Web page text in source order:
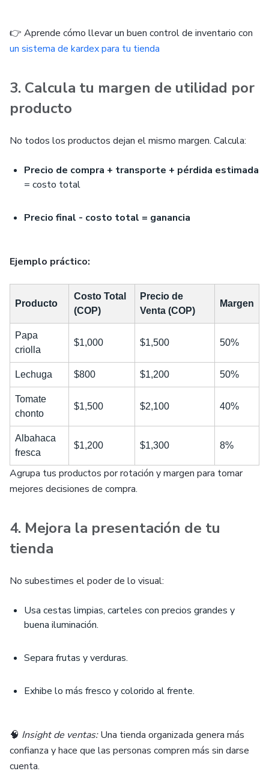
👉 Aprende cómo llevar un buen control de inventario con
un sistema de kardex para tu tienda
3. Calcula tu margen de utilidad por
producto
No todos los productos dejan el mismo margen. Calcula:
Precio de compra + transporte + pérdida estimada
= costo total
Precio final - costo total = ganancia
Ejemplo práctico:
Producto
Costo Total
(COP)
Precio de
Venta (COP)
Margen
Papa
criolla
$1,000 $1,500 50%
Lechuga $800 $1,200 50%
Tomate
chonto
$1,500 $2,100 40%
Albahaca
fresca
$1,200 $1,300 8%
Agrupa tus productos por rotación y margen para tomar
mejores decisiones de compra.
4. Mejora la presentación de tu
tienda
No subestimes el poder de lo visual:
Usa cestas limpias, carteles con precios grandes y
buena iluminación.
Separa frutas y verduras.
Exhibe lo más fresco y colorido al frente.
🧠 Insight de ventas:Una tienda organizada genera más
confianza y hace que las personas compren más sin darse
cuenta.